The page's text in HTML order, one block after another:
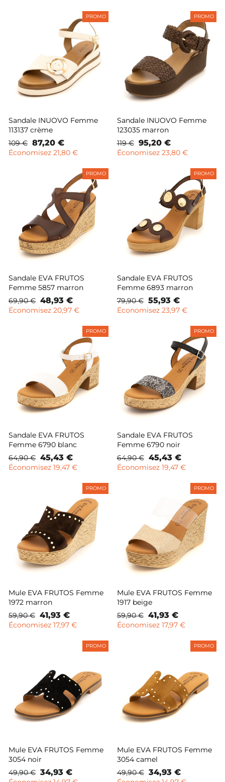
PROMO
Sandale INUOVO Femme
113137 crème
Prix
normal
109 € Prix
remisé
87,20 €
Économisez 21,80 €
PROMO
Sandale INUOVO Femme
123035 marron
Prix
normal
119 € Prix
remisé
95,20 €
Économisez 23,80 €
PROMO
Sandale EVA FRUTOS
Femme 5857 marron
Prix
normal
69,90 € Prix
remisé
48,93 €
Économisez 20,97 €
PROMO
Sandale EVA FRUTOS
Femme 6893 marron
Prix
normal
79,90 €
Prix
remisé
55,93 €
Économisez 23,97 €
PROMO
Sandale EVA FRUTOS
Femme 6790 blanc
Prix
normal
64,90 € Prix
remisé
45,43 €
Économisez 19,47 €
PROMO
Sandale EVA FRUTOS
Femme 6790 noir
Prix
normal
64,90 € Prix
remisé
45,43 €
Économisez 19,47 €
PROMO
Mule EVA FRUTOS Femme
1972 marron
Prix
normal
59,90 € Prix
remisé
41,93 €
Économisez 17,97 €
PROMO
Mule EVA FRUTOS Femme
1917 beige
Prix
normal
59,90 € Prix
remisé
41,93 €
Économisez 17,97 €
PROMO
Mule EVA FRUTOS Femme
3054 noir
Prix
49,90 € Prix
34,93 €
PROMO
Mule EVA FRUTOS Femme
3054 camel
Prix
49,90 € Prix
34,93 €